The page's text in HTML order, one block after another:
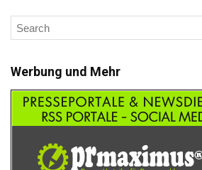
Werbung und Mehr